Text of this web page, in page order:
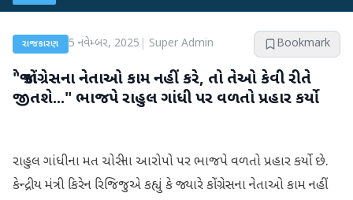
રાજકારણ 5 નવેમ્બર, 2025 Super Admin Bookmark
"જો કોંગ્રેસના નેતાઓ કામ નહીં કરે, તો તેઓ કેવી રીતે
જીતશે..." ભાજપે રાહુલ ગાંધી પર વળતો પ્રહાર કર્યો
રાહુલ ગાંધીના મત ચોરીના આરોપો પર ભાજપે વળતો પ્રહાર કર્યો છે.
કેન્દ્રીય મંત્રી કિરેન રિજિજુએ કહ્યું કે જ્યારે કોંગ્રેસના નેતાઓ કામ નહીં